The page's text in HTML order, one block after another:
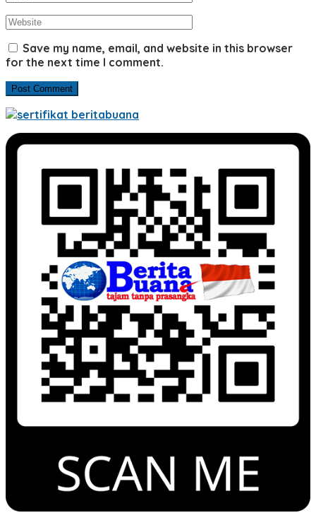
Save my name, email, and website in this browser
for the next time I comment.